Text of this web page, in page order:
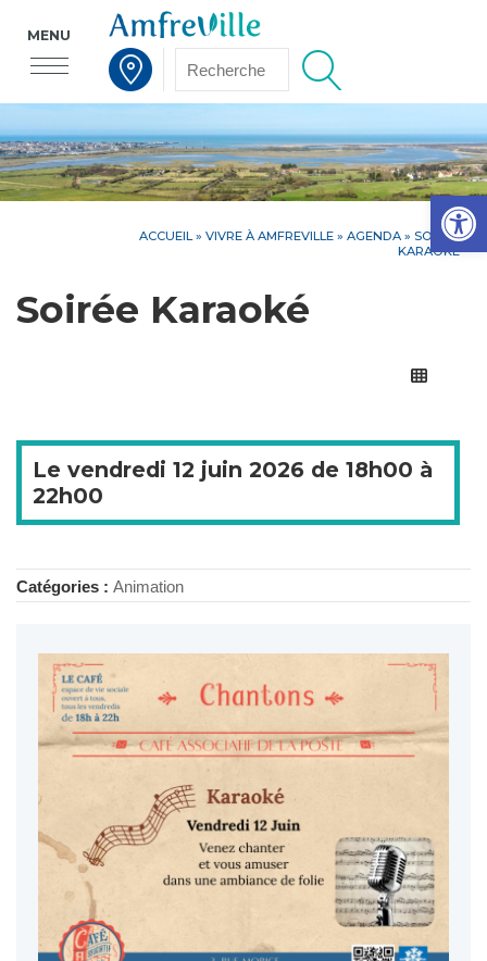
Voir la carte interactive
MENU
ACCUEIL » VIVRE À AMFREVILLE » AGENDA » SOIRÉE
KARAOKÉ
Soirée Karaoké
Le vendredi 12 juin 2026 de 18h00 à
22h00
Catégories : Animation